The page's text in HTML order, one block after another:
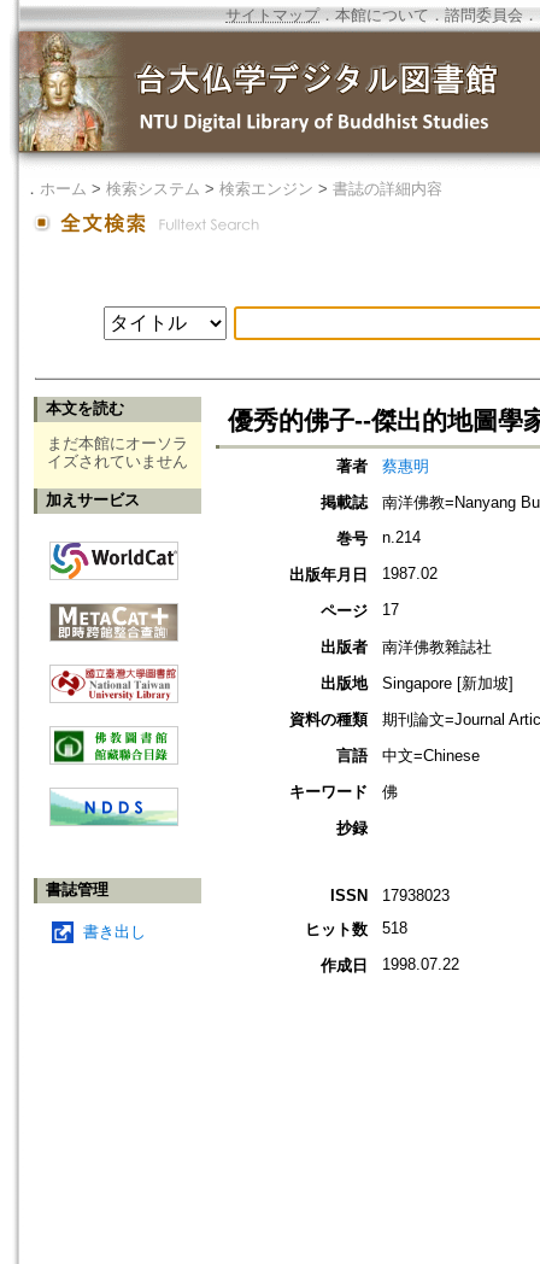
サイトマップ．本館について ． 諮問委員会 ．
． ホーム > 検索システム > 検索エンジン > 書誌の詳細内容
本文を読む
まだ本館にオーソラ
イズされていません
加えサービス
書誌管理
書き出し
優秀的佛子--傑出的地圖學
著者
蔡惠明
掲載誌
南洋佛教=Nanyang
巻号
n.214
出版年月日 1987.02
ページ 17
出版者
南洋佛教雜誌社
出版地
Singapore [新加坡]
資料の種類
期刊論文=Journal
言語
中文=Chinese
キーワード
佛
抄録
ISSN
17938023
ヒット数
518
作成日 1998.07.22